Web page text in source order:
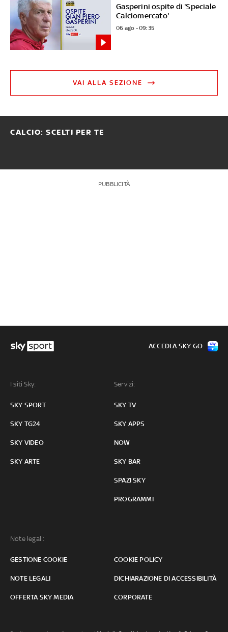
Gasperini ospite di 'Speciale
Calciomercato'
06 ago - 09:35
VAI ALLA SEZIONE
CALCIO: SCELTI PER TE
PUBBLICITÀ
I siti Sky:
SKY SPORT
SKY TG24
SKY VIDEO
SKY ARTE
Servizi:
SKY TV
SKY APPS
NOW
SKY BAR
SPAZI SKY
PROGRAMMI
Note legali:
GESTIONE COOKIE COOKIE POLICY
NOTE LEGALI DICHIARAZIONE DI ACCESSIBILITÀ
OFFERTA SKY MEDIA CORPORATE
ACCEDI A SKY GO